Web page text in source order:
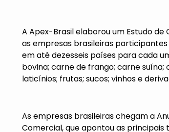
A Apex-Brasil elaborou um Estudo
as empresas brasileiras
em até dezesseis países para cada
bovina; carne de frango; carne
laticínios; frutas; sucos; vinhos e
As empresas brasileiras chegam a
Comercial, que apontou as